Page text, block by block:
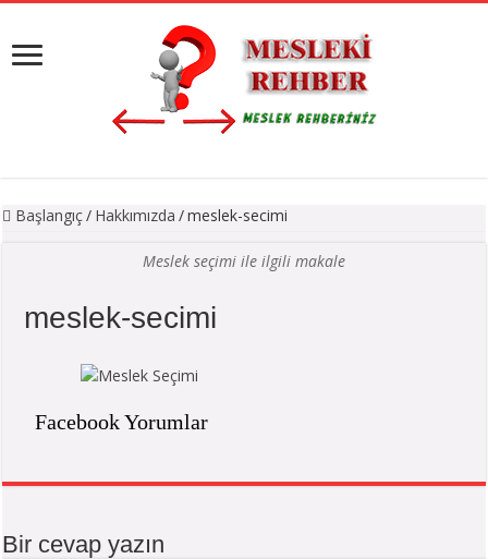
Başlangıç/ Hakkımızda /meslek-secimi
Meslek seçimi ile ilgili makale
meslek-secimi
Facebook Yorumlar
Bir cevap yazın